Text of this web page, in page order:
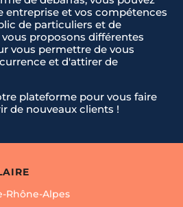
entreprise et vos compétences
de particuliers et de
proposons différentes
vous permettre de vous
et d'attirer de
plateforme pour vous faire
de nouveaux clients !
Rhône-Alpes